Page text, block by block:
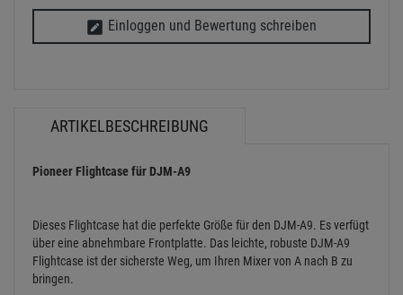
Einloggen und Bewertung schreiben
ARTIKELBESCHREIBUNG
Pioneer Flightcase für DJM-A9
Dieses Flightcase hat die perfekte Größe für den DJM-A9. Es verfügt
über eine abnehmbare Frontplatte. Das leichte, robuste DJM-A9
Flightcase ist der sicherste Weg, um Ihren Mixer von A nach B zu
bringen.